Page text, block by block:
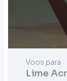
Voos para
Lime